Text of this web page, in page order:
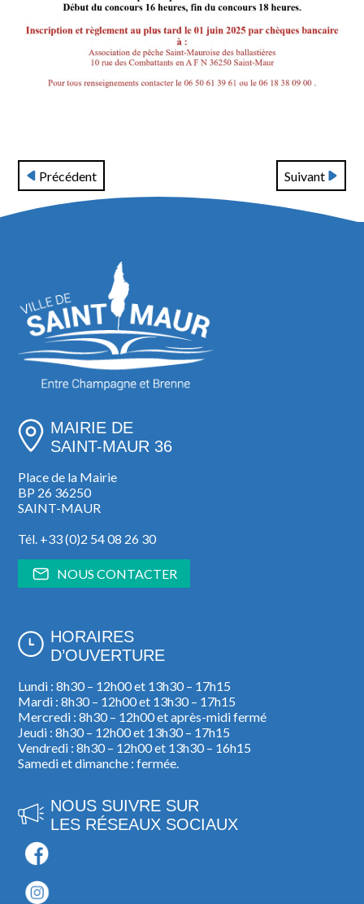
Précédent Suivant
MAIRIE DE
SAINT-MAUR 36
Place de la Mairie
BP 26 36250
SAINT-MAUR
Tél. +33 (0)2 54 08 26 30
NOUS CONTACTER
HORAIRES
D’OUVERTURE
Lundi : 8h30 – 12h00 et 13h30 – 17h15
Mardi : 8h30 – 12h00 et 13h30 – 17h15
Mercredi : 8h30 – 12h00 et après-midi fermé
Jeudi : 8h30 – 12h00 et 13h30 – 17h15
Vendredi : 8h30 – 12h00 et 13h30 – 16h15
Samedi et dimanche : fermée.
NOUS SUIVRE SUR
LES RÉSEAUX SOCIAUX